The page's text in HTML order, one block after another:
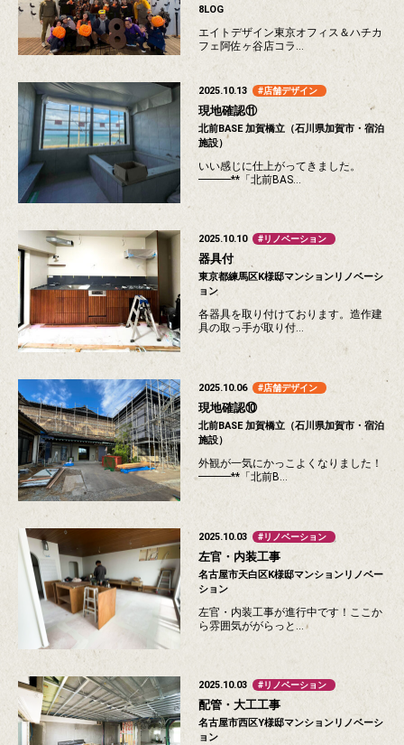
8LOG
エイトデザイン東京オフィス＆ハチカ
フェ阿佐ヶ谷店コラ…
2025.10.13 店舗デザイン
現地確認⑪
北前BASE 加賀橋立（石川県加賀市・宿泊
施設）
いい感じに仕上がってきました。
━━━**「北前BAS…
2025.10.10 リノベーション
器具付
東京都練馬区K様邸マンションリノベーシ
ョン
各器具を取り付けております。造作建
具の取っ手が取り付…
2025.10.06 店舗デザイン
現地確認⑩
北前BASE 加賀橋立（石川県加賀市・宿泊
施設）
外観が一気にかっこよくなりました！
━━━**「北前B…
2025.10.03 リノベーション
左官・内装工事
名古屋市天白区K様邸マンションリノベー
ション
左官・内装工事が進行中です！ここか
ら雰囲気ががらっと…
2025.10.03 リノベーション
配管・大工工事
名古屋市西区Y様邸マンションリノベーシ
ョン